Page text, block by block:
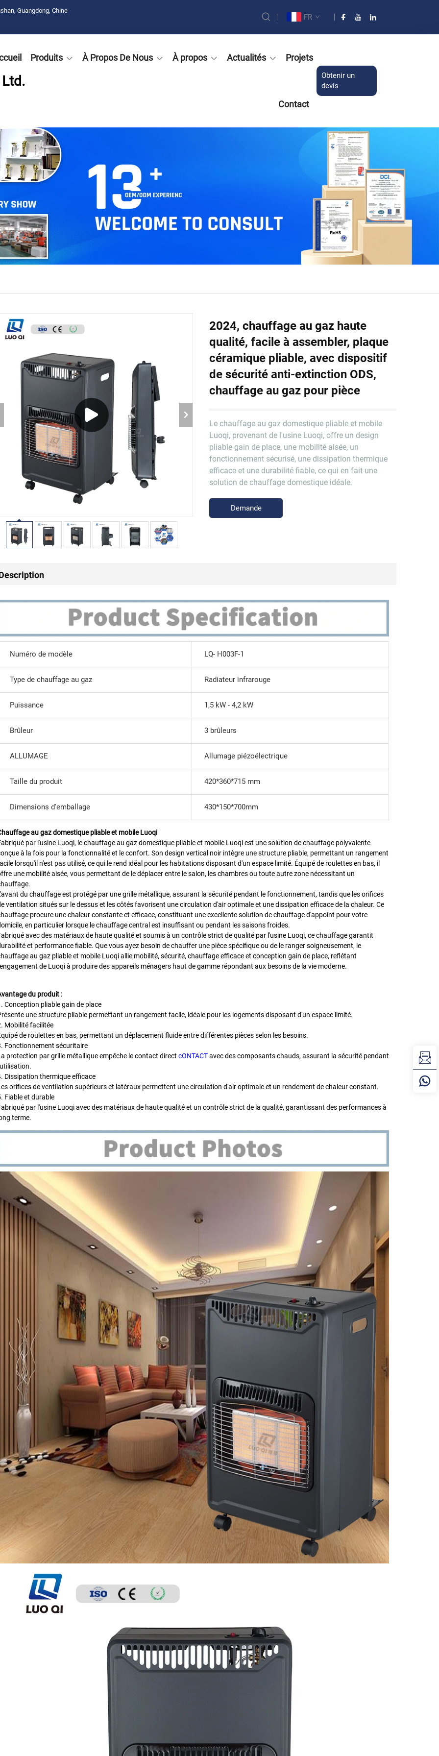
Guangdong, Chine
FR
Produits À Propos De Nous À propos Actualités Projets
Contact
Obtenir un
devis
2024, chauffage au gaz haute
qualité, facile à assembler, plaque
céramique pliable, avec dispositif
de sécurité anti-extinction ODS,
chauffage au gaz pour pièce
Le chauffage au gaz domestique pliable et mobile
Luoqi, provenant de l'usine Luoqi, offre un design
pliable gain de place, une mobilité aisée, un
fonctionnement sécurisé, une dissipation thermique
efficace et une durabilité fiable, ce qui en fait une
solution de chauffage domestique idéale.
Demande
Numéro de modèle LQ- H003F-1
Type de chauffage au gaz Radiateur infrarouge
Puissance 1,5 kW - 4,2 kW
Brûleur 3 brûleurs
ALLUMAGE Allumage piézoélectrique
Taille du produit 420*360*715 mm
Dimensions d'emballage 430*150*700mm
au gaz domestique pliable et mobile Luoqi
par l'usine Luoqi, le chauffage au gaz domestique pliable et mobile Luoqi est une solution de chauffage polyvalente
à la fois pour la fonctionnalité et le confort. Son design vertical noir intègre une structure pliable, permettant un rangement
lorsqu'il n'est pas utilisé, ce qui le rend idéal pour les habitations disposant d'un espace limité. Équipé de roulettes en bas, il
une mobilité aisée, vous permettant de le déplacer entre le salon, les chambres ou toute autre zone nécessitant un
du chauffage est protégé par une grille métallique, assurant la sécurité pendant le fonctionnement, tandis que les orifices
ventilation situés sur le dessus et les côtés favorisent une circulation d'air optimale et une dissipation efficace de la chaleur. Ce
procure une chaleur constante et efficace, constituant une excellente solution de chauffage d'appoint pour votre
en particulier lorsque le chauffage central est insuffisant ou pendant les saisons froides.
avec des matériaux de haute qualité et soumis à un contrôle strict de qualité par l'usine Luoqi, ce chauffage garantit
et performance fiable. Que vous ayez besoin de chauffer une pièce spécifique ou de le ranger soigneusement, le
au gaz pliable et mobile Luoqi allie mobilité, sécurité, chauffage efficace et conception gain de place, reflétant
de Luoqi à produire des appareils ménagers haut de gamme répondant aux besoins de la vie moderne.
du produit :
Conception pliable gain de place
une structure pliable permettant un rangement facile, idéale pour les logements disposant d'un espace limité.
Mobilité facilitée
de roulettes en bas, permettant un déplacement fluide entre différentes pièces selon les besoins.
Fonctionnement sécuritaire
protection par grille métallique empêche le contact direct cONTACTavec des composants chauds, assurant la sécurité pendant
Dissipation thermique efficace
orifices de ventilation supérieurs et latéraux permettent une circulation d'air optimale et un rendement de chaleur constant.
Fiable et durable
par l'usine Luoqi avec des matériaux de haute qualité et un contrôle strict de la qualité, garantissant des performances à
terme.